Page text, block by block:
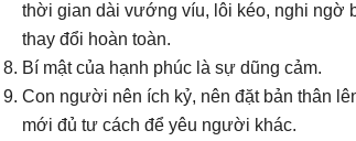
thời gian dài vướng víu, lôi kéo, nghi ngờ
thay đổi hoàn toàn.
Bí mật của hạnh phúc là sự dũng cảm.
Con người nên ích kỷ, nên đặt bản thân
mới đủ tư cách để yêu người khác.